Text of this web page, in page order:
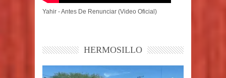
Yahir - Antes De Renunciar (Video Oficial)
HERMOSILLO